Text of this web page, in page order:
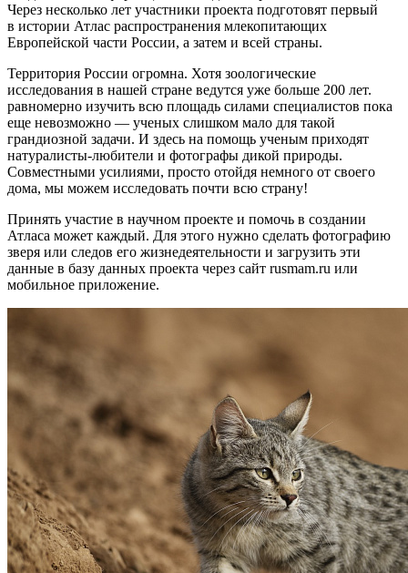
Через несколько лет участники проекта подготовят первый
в истории Атлас распространения млекопитающих
Европейской части России, а затем и всей страны.
Территория России огромна. Хотя зоологические
исследования в нашей стране ведутся уже больше 200 лет.
равномерно изучить всю площадь силами специалистов пока
еще невозможно — ученых слишком мало для такой
грандиозной задачи. И здесь на помощь ученым приходят
натуралисты-любители и фотографы дикой природы.
Совместными усилиями, просто отойдя немного от своего
дома, мы можем исследовать почти всю страну!
Принять участие в научном проекте и помочь в создании
Атласа может каждый. Для этого нужно сделать фотографию
зверя или следов его жизнедеятельности и загрузить эти
данные в базу данных проекта через сайт rusmam.ru или
мобильное приложение.